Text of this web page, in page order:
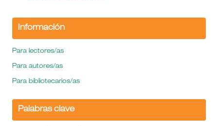
Información
Para lectores/as
Para autores/as
Para bibliotecarios/as
Palabras clave